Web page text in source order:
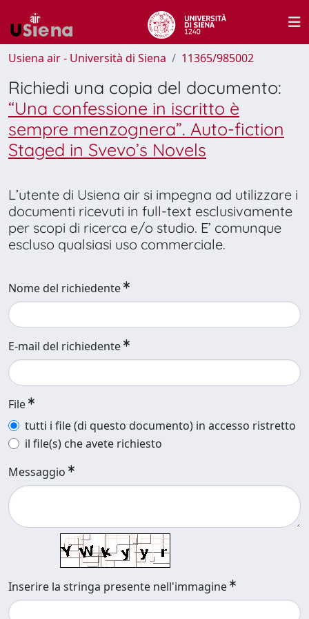
Usiena air - Università di Siena 11365/985002
Richiedi una copia del documento:
“Una confessione in iscritto è
sempre menzognera”. Auto-fiction
Staged in Svevo’s Novels
L’utente di Usiena air si impegna ad utilizzare i
documenti ricevuti in full-text esclusivamente
per scopi di ricerca e/o studio. E’ comunque
escluso qualsiasi uso commerciale.
Nome del richiedente
E-mail del richiedente
File
tutti i file (di questo documento) in accesso ristretto
il file(s) che avete richiesto
Messaggio
Inserire la stringa presente nell'immagine